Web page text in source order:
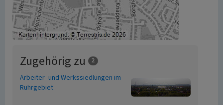
Zugehörig zu 2
Arbeiter- und Werkssiedlungen im
Ruhrgebiet